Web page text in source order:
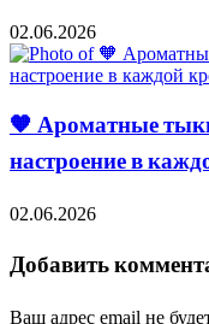
02.06.2026
🧡 Ароматные
настроение в
02.06.2026
Добавить
Ваш адрес email не